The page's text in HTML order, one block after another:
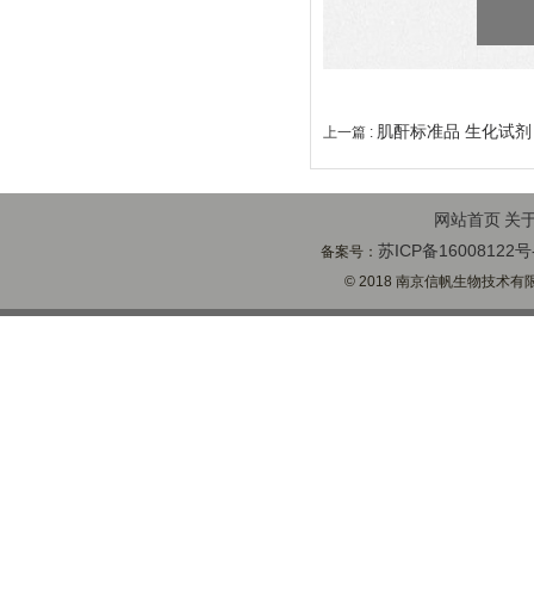
上一篇 : 肌酐标准品 生化试剂
网站首页 关
备案号： 苏ICP备16008122
© 2018 南京信帆生物技术有